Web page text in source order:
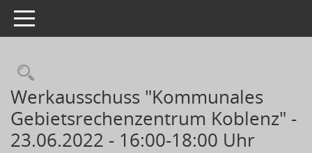
Toggle navigation
Werkausschuss "Kommunales
Gebietsrechenzentrum Koblenz" -
23.06.2022 - 16:00-18:00 Uhr